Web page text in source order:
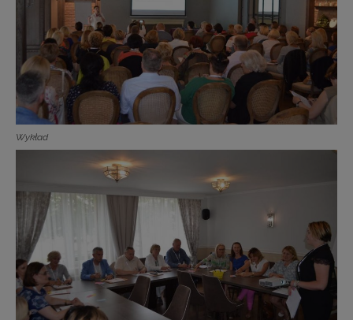
Wykład